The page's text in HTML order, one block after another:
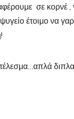
σε κορνέ ,
έτοιμο να